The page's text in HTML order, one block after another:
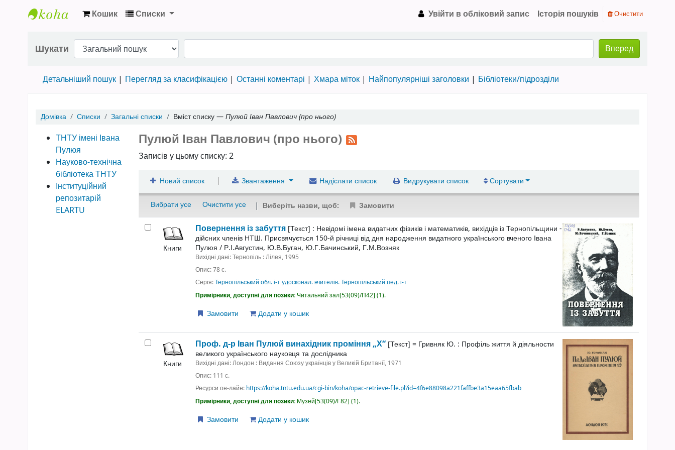
Кошик Списки Увійти в обліковий запис Історія пошуків Очистити
Шукати Вперед
Детальніший пошук Перегляд за класифікацією Останні коментарі Хмара міток Найпопулярніші заголовки Бібліотеки/підрозділи
Домівка Списки Загальні списки Вміст списку —Пулюй Іван Павлович (про нього)
ТНТУ імені Івана
Пулюя
Науково-технічна
бібліотека ТНТУ
Інституційний
репозитарій
ELARTU
Пулюй Іван Павлович (про нього)
Записів у цьому списку: 2
Новий список | Звантаження Надіслати список Видрукувати список Сортувати
Вибрати усе Очистити усе Виберіть назви, щоб: Замовити
Книги
Повернення із забуття [Текст] : Невідомі імена видатних фізиків і математиків, вихідців із Тернопільщини -
дійсних членів НТШ. Присвячується 150-й річниці від дня народження видатного українського вченого Івана
Пулюя / Р.І.Августин, Ю.В.Буган, Ю.Г.Бачинський, Г.М.Возняк
Вихідні дані:Тернопіль : Лілея, 1995
Опис:78 с.
Серія:Тернопільський обл. і-т удосконал. вчителів. Тернопільський пед. і-т
Примірники, доступні для позики: Читальний зал[53(09)/П42] (1).
Замовити Додати у кошик
Книги
Проф. д-р Іван Пулюй винахідник проміння „Х“ [Текст] = Гривняк Ю. : Профіль життя й діяльности
великого українського науковця та дослідника
Вихідні дані:Лондон : Видання Союзу українців у Великій Британії, 1971
Опис: 111 с.
Ресурси он-лайн: https://koha.tntu.edu.ua/cgi-bin/koha/opac-retrieve-file.pl?id=4f6e88098a221faffbe3a15eaa65fbab
Примірники, доступні для позики: Музей[53(09)/Г82] (1).
Замовити Додати у кошик